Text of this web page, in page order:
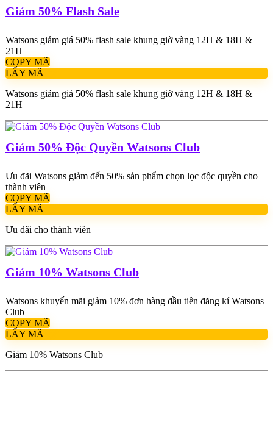
Giảm 50% Flash Sale
Watsons giảm giá 50% flash sale khung giờ vàng 12H & 18H &
21H
COPY MÃ
LẤY MÃ
Watsons giảm giá 50% flash sale khung giờ vàng 12H & 18H &
21H
Giảm 50% Độc Quyền Watsons Club
Ưu đãi Watsons giảm đến 50% sản phẩm chọn lọc độc quyền cho
thành viên
COPY MÃ
LẤY MÃ
Ưu đãi cho thành viên
Giảm 10% Watsons Club
Watsons khuyến mãi giảm 10% đơn hàng đầu tiên đăng kí Watsons
Club
COPY MÃ
LẤY MÃ
Giảm 10% Watsons Club